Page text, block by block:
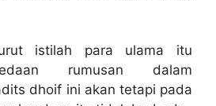
istilah para ulama itu
rumusan dalam
dhoif ini akan tetapi pada